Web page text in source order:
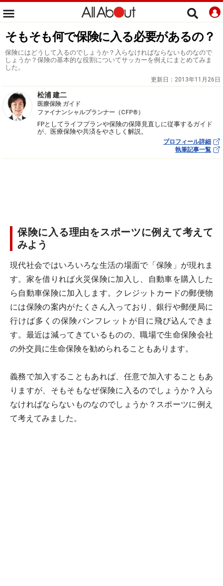
そもそも何で保険に入る必要があるの？
保険にはどうして入るのでしょうか？入らなければならないものなので
しょうか？保険の基本的な役割についてサッカーを例えにまとめてみま
した。
更新日： 2013年11月26日
松浦 建二
医療保険 ガイド
ファイナンシャルプランナー（CFP®）
FPとしてライフプランや保険の保障見直しに従事するガイド
が、医療保険や共済をやさしく解説。
プロフィール詳細
執筆記事一覧
保険に入る理由をスポーツに例えて考えて
みよう
現代社会ではいろいろな生活の場面で「保険」が現れま
す。家を借りれば火災保険に加入し、自動車を購入した
ら自動車保険に加入します。クレジットカードの郵便物
には保険の案内がたくさん入っており、銀行や郵便局に
行けば多くの保険パンフレットが目に飛び込んできま
す。最近は減ってきているものの、職場で生命保険会社
の外交員に生命保険を勧められることもあります。
義務で加入することもあれば、任意で加入することもあ
りますが、そもそもなぜ保険に入るのでしょうか？入ら
なければならないものなのでしょうか？スポーツに例え
て考えてみました。